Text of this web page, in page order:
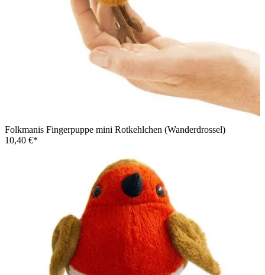
Folkmanis Fingerpuppe mini Rotkehlchen (Wanderdrossel)
10,40 €*